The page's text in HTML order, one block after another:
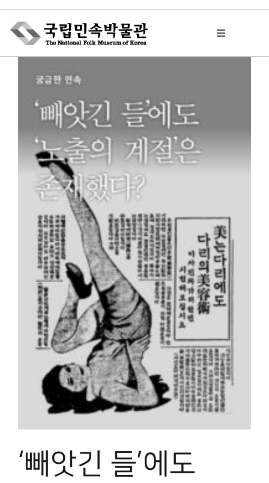
Skip
content
Toggle
박물관에서는
민속이야기
민속 인사이드
원문보기 PDF
박물관 홈페이지
‘빼앗긴 들’에도